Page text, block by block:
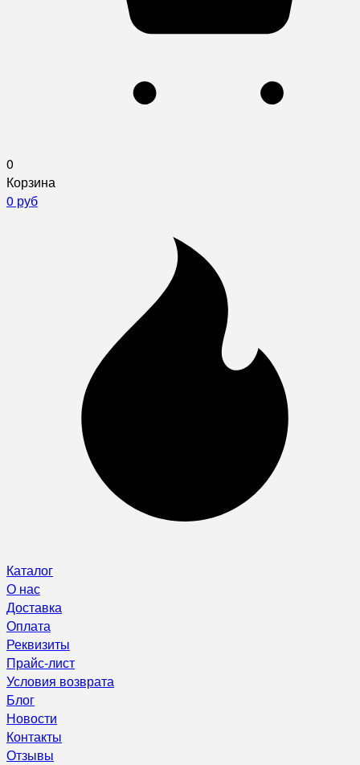
0
Корзина
0 руб
Каталог
О нас
Доставка
Оплата
Реквизиты
Прайс-лист
Условия возврата
Блог
Новости
Контакты
Отзывы